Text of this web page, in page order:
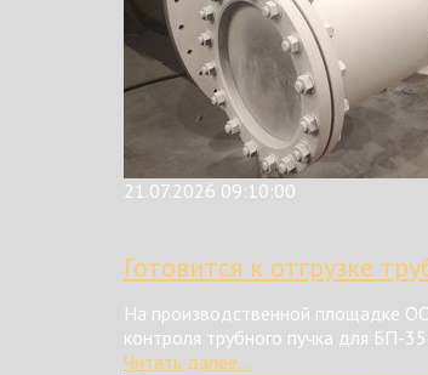
21.07.2026 09:10:00
Готовится к отгрузке
На производственной площадке
контроля трубного пучка для БП-
Читать далее...